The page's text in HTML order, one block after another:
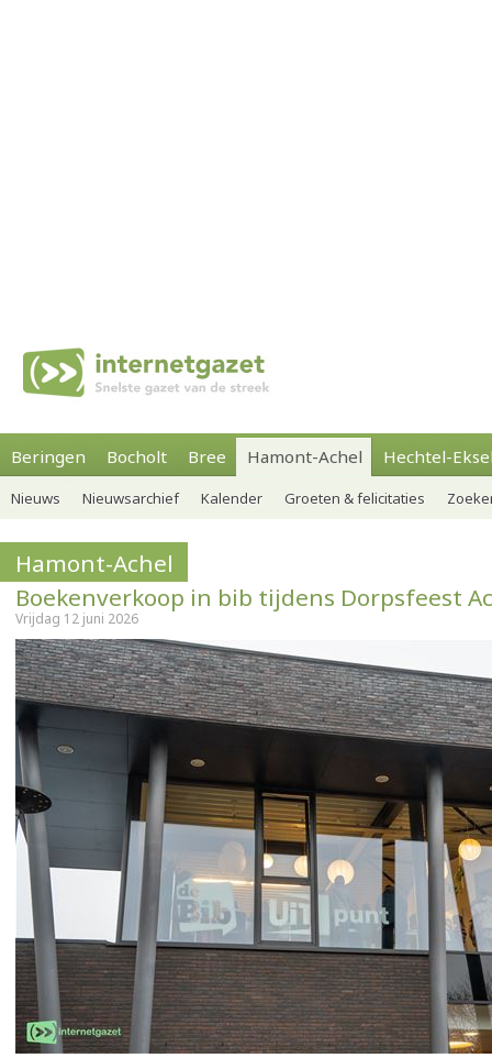
Beringen Bocholt Bree Hamont-Achel Hechtel-
Nieuws Nieuwsarchief Kalender Groeten & felicitaties
Hamont-Achel
Boekenverkoop in bib tijdens Dorpsfeest
Vrijdag 12 juni 2026